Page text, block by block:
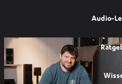
Audio-